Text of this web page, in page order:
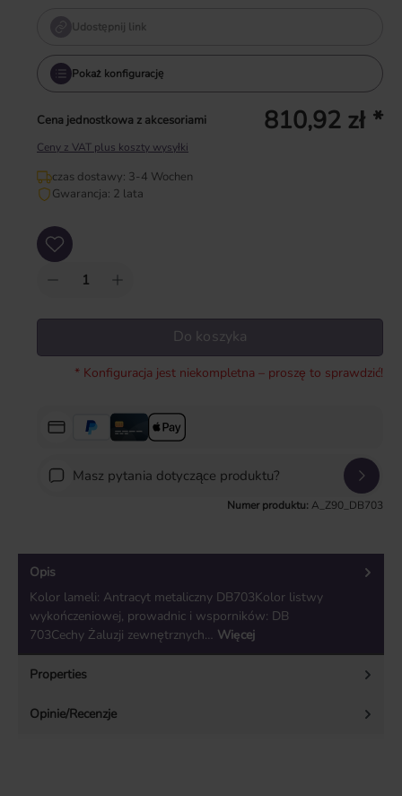
Udostępnij link
Pokaż konfigurację
Cena jednostkowa z akcesoriami 810,92 zł *
Ceny z VAT plus koszty wysyłki
czas dostawy: 3-4 Wochen
Gwarancja: 2 lata
Ilość produktu: Wprowadź żądaną ilość lub użyj przycisków, aby zwiększyć lub
Do koszyka
* Konfiguracja jest niekompletna – proszę to sprawdzić!
Masz pytania dotyczące produktu?
Numer produktu: A_Z90_DB703
Opis
Kolor lameli: Antracyt metaliczny DB703Kolor listwy
wykończeniowej, prowadnic i wsporników: DB
703Cechy Żaluzji zewnętrznych… Więcej
Properties
Opinie/Recenzje